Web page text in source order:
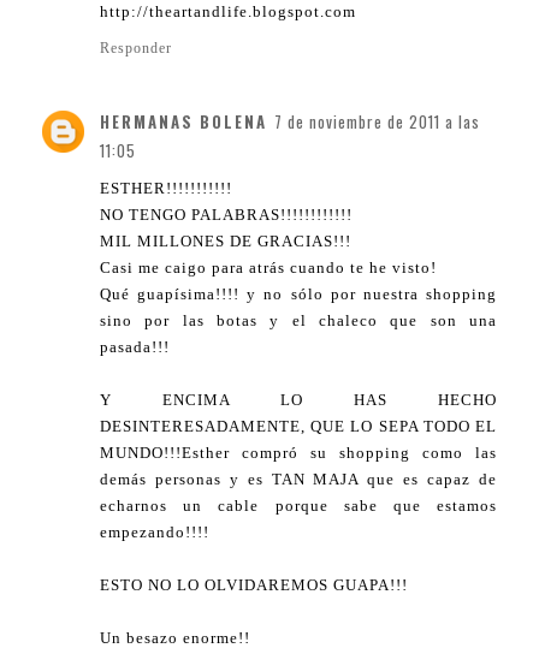
http://theartandlife.blogspot.com
Responder
HERMANAS BOLENA 7 de noviembre de 2011 a las
11:05
ESTHER!!!!!!!!!!!
NO TENGO PALABRAS!!!!!!!!!!!!
MIL MILLONES DE GRACIAS!!!
Casi me caigo para atrás cuando te he visto!
Qué guapísima!!!! y no sólo por nuestra shopping
sino por las botas y el chaleco que son una
pasada!!!
Y ENCIMA LO HAS HECHO
DESINTERESADAMENTE, QUE LO SEPA TODO EL
MUNDO!!!Esther compró su shopping como las
demás personas y es TAN MAJA que es capaz de
echarnos un cable porque sabe que estamos
empezando!!!!
ESTO NO LO OLVIDAREMOS GUAPA!!!
Un besazo enorme!!